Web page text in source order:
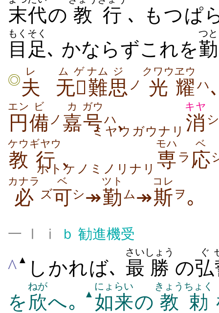
末代の 教行 ､ もつぱ
目足
もくそく
､ かならずこれを勤
つと
◎夫
レ
无
ムゲ
難
ナム
思
ジ
ノ 光
クワウ
耀
ヱウ
ハ
円
エン
備
ビ
ノ 嘉
カ
号
ガウ
ハ､
ミヤウガウナリ 消
キヤ
教
ケウ
行
ギヤウ
､
ホトケノミノリナリ 専
モハ
ラ 応
ベ
必
カナラ
ズ可
ベ
シ↠勤
ツト
ム↠斯
コレ
ヲ ｡
一 Ⅰ ⅰ ｂ 勧進機受
^ ▲ しかれば､ 最
さい
勝
しょう
の弘
ぐ
を 欣
ねが
へ｡ ▲ 如来
にょらい
の 教勅
きょうちょく